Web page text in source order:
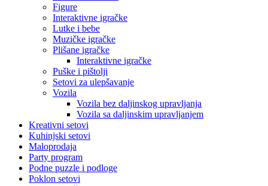
Figure
Interaktivne igračke
Lutke i bebe
Muzičke igračke
Plišane igračke
Interaktivne igračke
Puške i pištolji
Setovi za ulepšavanje
Vozila
Vozila bez daljinskog upravljanja
Vozila sa daljinskim upravljanjem
Kreativni setovi
Kuhinjski setovi
Maloprodaja
Party program
Podne puzzle i podloge
Poklon setovi